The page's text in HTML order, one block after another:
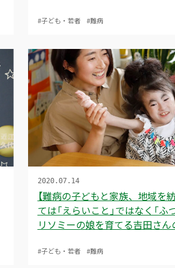
#子ども・若者 #難病
【難病の子どもと家族、地域を
ては「えらいこと」ではなく「ふ
リソミーの娘を育てる吉田さん
2020.07.14
#子ども・若者 #難病